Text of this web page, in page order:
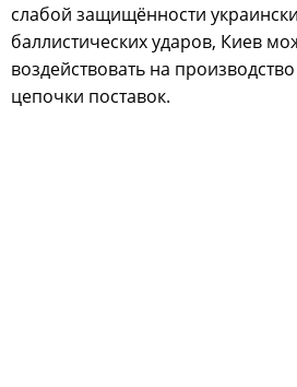
слабой защищённости
баллистических ударов, Киев
воздействовать на
цепочки поставок.